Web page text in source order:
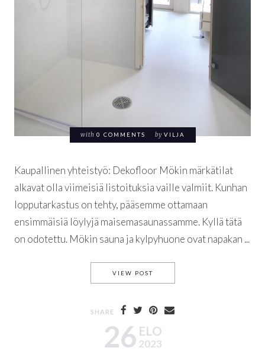
with 0 COMMENTS by VILJA
Kaupallinen yhteistyö: Dekofloor Mökin märkätilat
alkavat olla viimeisiä listoituksia vaille valmiit. Kunhan
lopputarkastus on tehty, pääsemme ottamaan
ensimmäisiä löylyjä maisemasaunassamme. Kyllä tätä
on odotettu. Mökin sauna ja kylpyhuone ovat napakan ...
26 ELO
2023
VIEW POSTSAMETTINEN LATTIA MÖKIN
SHARE